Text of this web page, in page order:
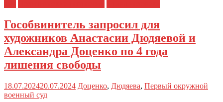
Гособвинитель запросил для
художников Анастасии Дюдяевой и
Александра Доценко по 4 года
лишения свободы
18.07.202420.07.2024 Доценко, Дюдяева, Первый окружной
военный суд